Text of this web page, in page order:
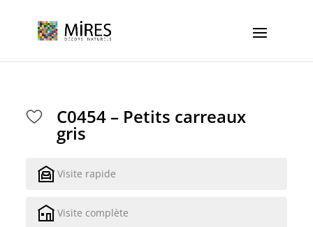
C0454 – Petits carreaux
gris
Visite rapide
Visite complète